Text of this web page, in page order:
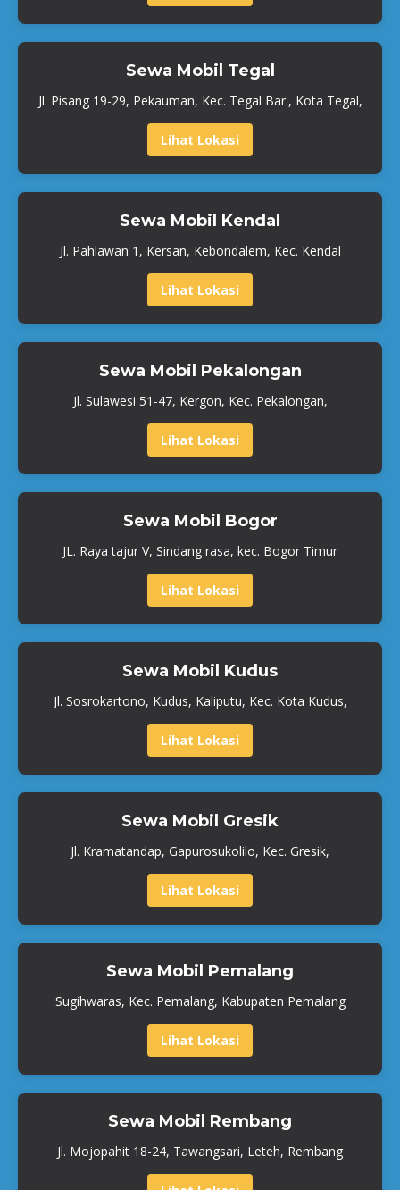
Sewa Mobil Tegal
Jl. Pisang 19-29, Pekauman, Kec. Tegal Bar., Kota Tegal,
Lihat Lokasi
Sewa Mobil Kendal
Jl. Pahlawan 1, Kersan, Kebondalem, Kec. Kendal
Lihat Lokasi
Sewa Mobil Pekalongan
Jl. Sulawesi 51-47, Kergon, Kec. Pekalongan,
Lihat Lokasi
Sewa Mobil Bogor
JL. Raya tajur V, Sindang rasa, kec. Bogor Timur
Lihat Lokasi
Sewa Mobil Kudus
Jl. Sosrokartono, Kudus, Kaliputu, Kec. Kota Kudus,
Lihat Lokasi
Sewa Mobil Gresik
Jl. Kramatandap, Gapurosukolilo, Kec. Gresik,
Lihat Lokasi
Sewa Mobil Pemalang
Sugihwaras, Kec. Pemalang, Kabupaten Pemalang
Lihat Lokasi
Sewa Mobil Rembang
Jl. Mojopahit 18-24, Tawangsari, Leteh, Rembang